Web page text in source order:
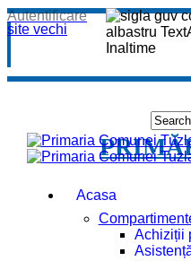
site vechi
Autentificare
Acasa
Achiziții